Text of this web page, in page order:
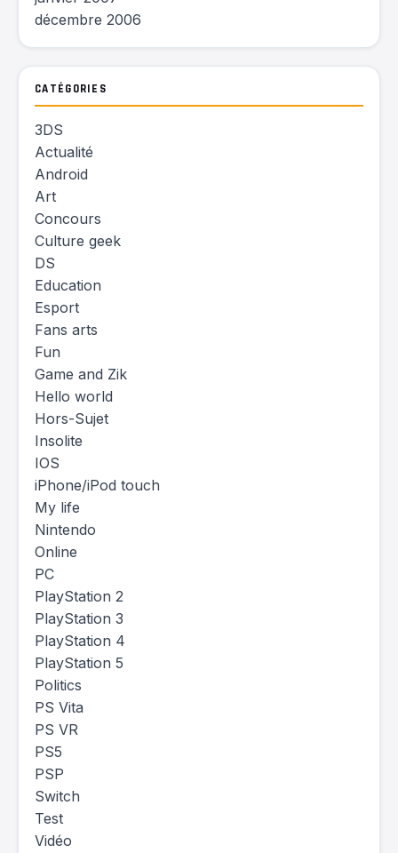
décembre 2006
CATÉGORIES
3DS
Actualité
Android
Art
Concours
Culture geek
DS
Education
Esport
Fans arts
Fun
Game and Zik
Hello world
Hors-Sujet
Insolite
IOS
iPhone/iPod touch
My life
Nintendo
Online
PC
PlayStation 2
PlayStation 3
PlayStation 4
PlayStation 5
Politics
PS Vita
PS VR
PS5
PSP
Switch
Test
Vidéo